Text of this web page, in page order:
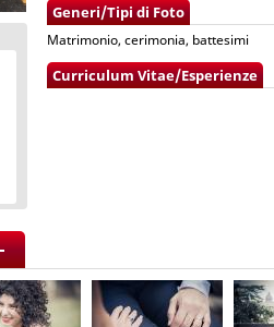
Generi/Tipi di Foto
Matrimonio, cerimonia, battesimi
Curriculum Vitae/Esperienze